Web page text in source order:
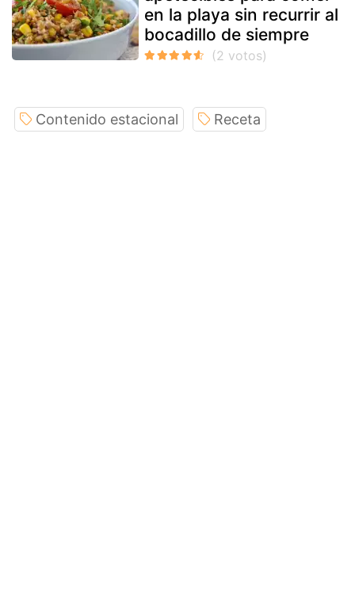
en la playa sin recurrir al
bocadillo de siempre
Contenido estacional Receta